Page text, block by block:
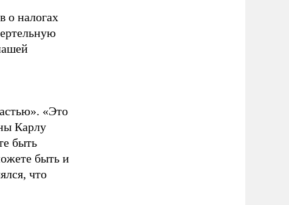
о налогах
«Это
Карлу
быть
быть и
что